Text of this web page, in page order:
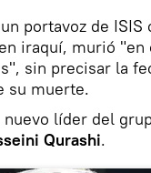
portavoz de ISIS
iraquí, murió "en
sin precisar la
su muerte.
nuevo líder del
Qurashi.